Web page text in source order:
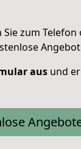
zum
aus und